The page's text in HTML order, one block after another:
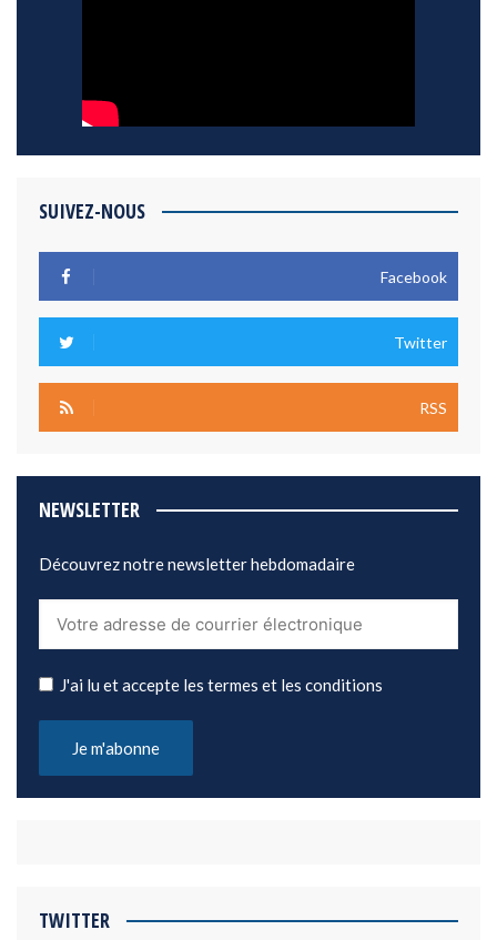
SUIVEZ-NOUS
Facebook
Twitter
RSS
NEWSLETTER
Découvrez notre newsletter hebdomadaire
J'ai lu et accepte les termes et les conditions
TWITTER